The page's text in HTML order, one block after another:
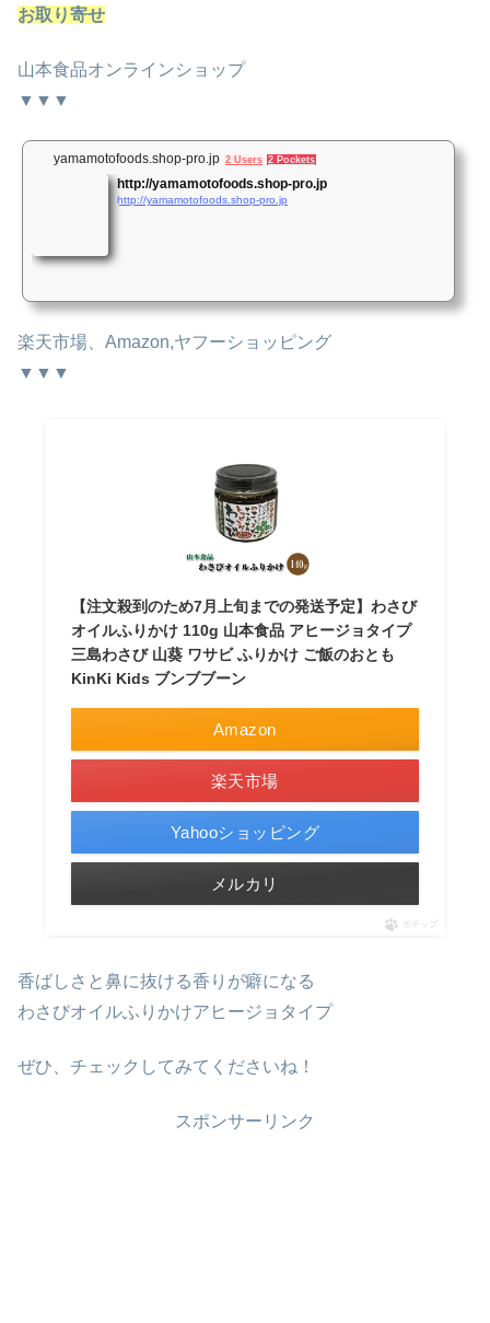
お取り寄せ
山本食品オンラインショップ
▼▼▼
yamamotofoods.shop-pro.jp 2 Users 2 Pockets
http://yamamotofoods.shop-pro.jp
http://yamamotofoods.shop-pro.jp
楽天市場、Amazon,ヤフーショッピング
▼▼▼
【注文殺到のため7月上旬までの発送予定】わさび
オイルふりかけ 110g 山本食品 アヒージョタイプ
三島わさび 山葵 ワサビ ふりかけ ご飯のおとも
KinKi Kids ブンブブーン
Amazon
楽天市場
Yahooショッピング
メルカリ
ポチップ
香ばしさと鼻に抜ける香りが癖になる
わさびオイルふりかけアヒージョタイプ
ぜひ、チェックしてみてくださいね！
スポンサーリンク